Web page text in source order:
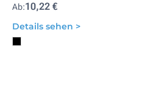
Ab:10,22 €
Details sehen >